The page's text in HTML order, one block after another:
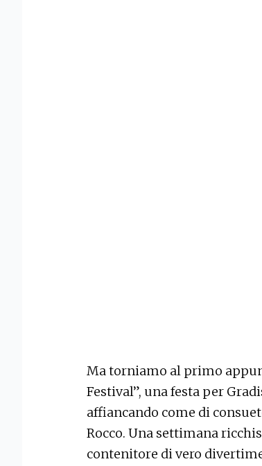
Ma torniamo al primo
Festival”, una festa per
affiancando come di
Rocco. Una settimana
contenitore di vero